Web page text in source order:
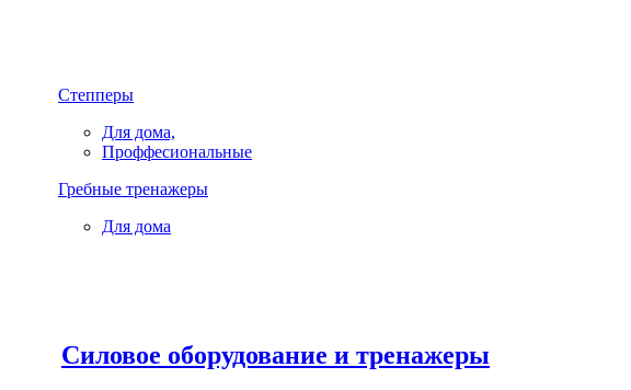
Степперы
Для дома,
Проффесиональные
Гребные тренажеры
Для дома
Силовое оборудование и тренажеры